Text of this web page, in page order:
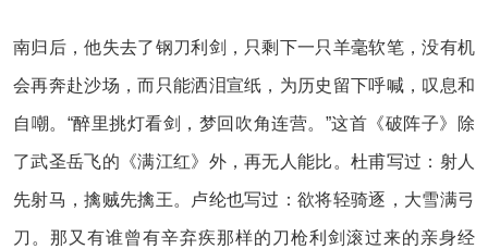
南归后，他失去了钢刀利剑，只剩下一只羊毫软笔，没有机
会再奔赴沙场，而只能洒泪宣纸，为历史留下呼喊，叹息和
自嘲。“醉里挑灯看剑，梦回吹角连营。”这首《破阵子》除
了武圣岳飞的《满江红》外，再无人能比。杜甫写过：射人
先射马，擒贼先擒王。卢纶也写过：欲将轻骑逐，大雪满弓
刀。那又有谁曾有辛弃疾那样的刀枪利剑滚过来的亲身经